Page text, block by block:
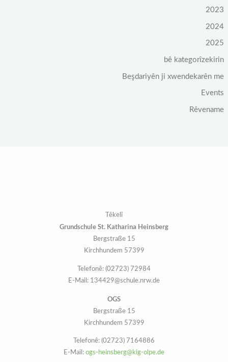
2023
2024
2025
bê kategorîzekirin
Beşdariyên ji xwendekarên me
Events
Rêvename
Têkelî
Grundschule St. Katharina Heinsberg
Bergstraße 15
57399 Kirchhundem
Telefonê: (02723) 72984
E-Mail: 134429@schule.nrw.de
OGS
Bergstraße 15
57399 Kirchhundem
Telefonê: (02723) 7164886
E-Mail: ogs-heinsberg@kig-olpe.de